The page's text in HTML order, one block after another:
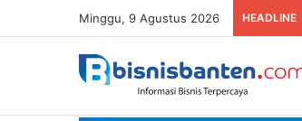
Minggu, 9 Agustus 2026 HEADLINE